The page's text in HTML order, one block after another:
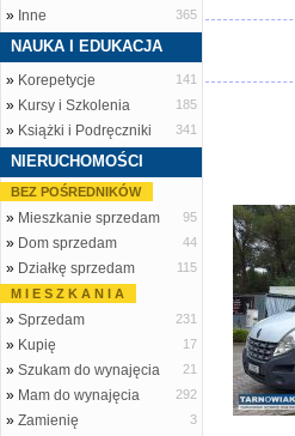
» Inne 365
NAUKA I EDUKACJA
» Korepetycje 141
» Kursy i Szkolenia 185
» Książki i Podręczniki 341
NIERUCHOMOŚCI
BEZ POŚREDNIKÓW
» Mieszkanie sprzedam 95
» Dom sprzedam 44
» Działkę sprzedam
115
M I E S Z K A N I A
» Sprzedam 231
» Kupię 17
» Szukam do wynajęcia 21
» Mam do wynajęcia 292
» Zamienię 3